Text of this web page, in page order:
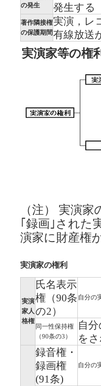
の発生 発生する
著作隣接権
の保護期間
実演，レ
有線放送
実演家等の権
（注） 実演
｢録画｣された
演家に財産権
実演家の権利
実演
家人
格権
氏名表示
権（90条
の2）
自分の
同一性保持権
（90条の3）
自
を
録音権・
録画権
(91条)
自分の